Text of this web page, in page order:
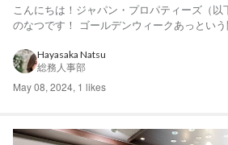
こんにちは！ジャパン・プロパティーズ（
のなつです！ ゴールデンウィークあっとい
から切り替えて、お仕事も頑張りましょう！
る部活動の活動報告をしたいと思います！ ぜ
Hayasaka Natsu
総務人事部
May 08, 2024, 1 likes